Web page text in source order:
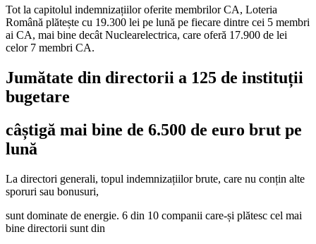
Tot la capitolul indemnizațiilor oferite membrilor CA, Loteria
Română plătește cu 19.300 lei pe lună pe fiecare dintre cei 5 membri
ai CA, mai bine decât Nuclearelectrica, care oferă 17.900 de lei
celor 7 membri CA.
Jumătate din directorii a 125 de instituții
bugetare
câștigă mai bine de 6.500 de euro brut pe
lună
La directori generali, topul indemnizațiilor brute, care nu conțin alte
sporuri sau bonusuri,
sunt dominate de energie. 6 din 10 companii care-și plătesc cel mai
bine directorii sunt din